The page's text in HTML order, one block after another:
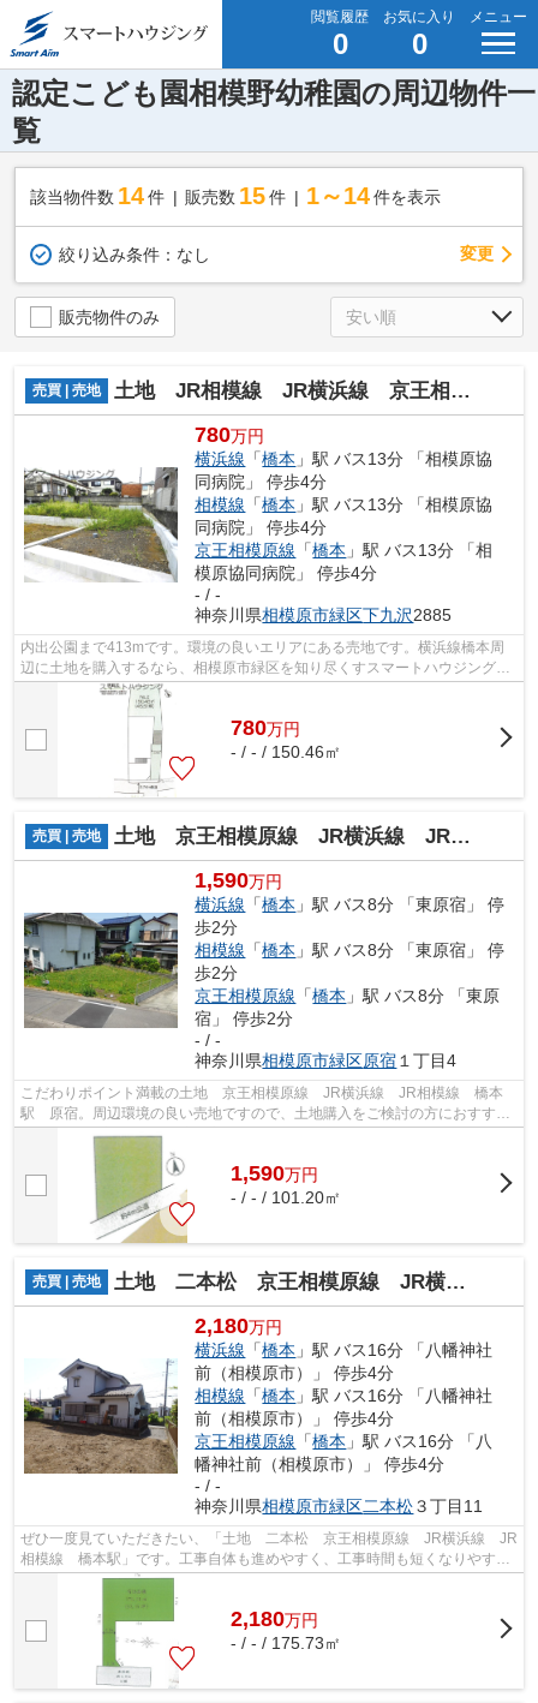
閲覧履歴
0
お気に入り
0
メニュー
認定こども園相模野幼稚園の周辺物件一
覧
該当物件数 14件 販売数 15 件 1～14 件を表示
絞り込み条件： なし 変更
販売物件のみ
売買 | 売地 土地 JR相模線 JR横浜線 京王相模線 橋本駅 下九沢
780万円
横浜線 「橋本 」駅 バス13分 「相模原協
同病院」 停歩4分
相模線 「橋本 」駅 バス13分 「相模原協
同病院」 停歩4分
京王相模原線 「橋本 」駅 バス13分 「相
模原協同病院」 停歩4分
- / -
神奈川県相模原市緑区下九沢2885
内出公園まで413mです。環境の良いエリアにある売地です。横浜線橋本周
辺に土地を購入するなら、相模原市緑区を知り尽くすスマートハウジングに
お問い合わせください。sma-hs88@smart-...
780万円
- / - / 150.46㎡
売買 | 売地 土地 京王相模原線 JR横浜線 JR相模線 橋本駅 原宿
1,590万円
横浜線 「橋本 」駅 バス8分 「東原宿」 停
歩2分
相模線 「橋本 」駅 バス8分 「東原宿」 停
歩2分
京王相模原線 「橋本 」駅 バス8分 「東原
宿」 停歩2分
- / -
神奈川県相模原市緑区原宿 １丁目4
こだわりポイント満載の土地 京王相模原線 JR横浜線 JR相模線 橋本
駅 原宿。周辺環境の良い売地ですので、土地購入をご検討の方におすすめ
です。建築プランの自由度が高い、平坦...
1,590万円
- / - / 101.20㎡
売買 | 売地 土地 二本松 京王相模原線 JR横浜線 JR相模線 橋本駅
2,180万円
横浜線 「橋本 」駅 バス16分 「八幡神社
前（相模原市）」 停歩4分
相模線 「橋本 」駅 バス16分 「八幡神社
前（相模原市）」 停歩4分
京王相模原線 「橋本 」駅 バス16分 「八
幡神社前（相模原市）」 停歩4分
- / -
神奈川県相模原市緑区二本松３丁目11
ぜひ一度見ていただきたい、「土地 二本松 京王相模原線 JR横浜線 JR
相模線 橋本駅」です。工事自体も進めやすく、工事時間も短くなりやすい
平坦地です。売地をお探しの方におす...
2,180万円
- / - / 175.73㎡